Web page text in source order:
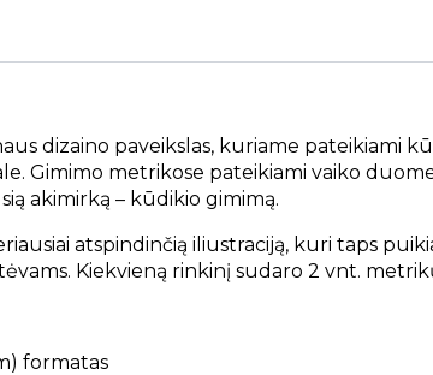
dizaino paveikslas, kuriame pateikiami
Gimimo metrikose pateikiami vaiko
akimirką – kūdikio gimimą.
atspindinčią iliustraciją, kuri taps
Kiekvieną rinkinį sudaro 2 vnt.
formatas